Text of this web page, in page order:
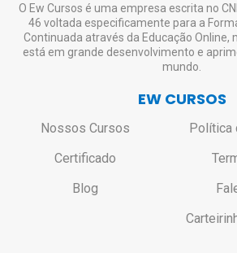
O Ew Cursos é uma empresa escrita no
46 voltada especificamente para a
Continuada através da Educação Online,
está em grande desenvolvimento e
mundo.
EW CURSOS
Nossos Cursos
Certificado
Blog
Política